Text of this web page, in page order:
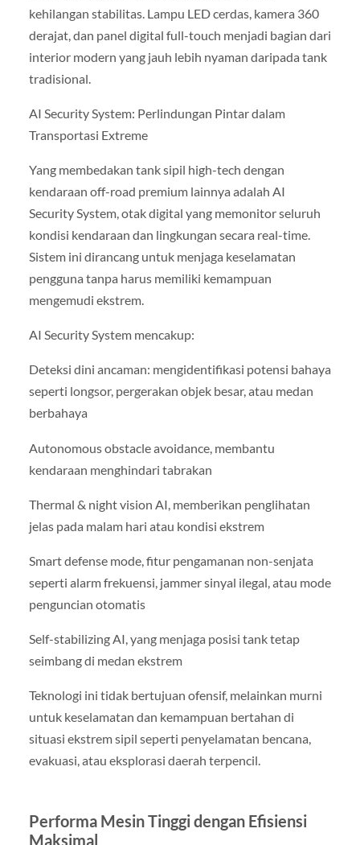
kehilangan stabilitas. Lampu LED cerdas, kamera 360
derajat, dan panel digital full-touch menjadi bagian dari
interior modern yang jauh lebih nyaman daripada tank
tradisional.
AI Security System: Perlindungan Pintar dalam
Transportasi Extreme
Yang membedakan tank sipil high-tech dengan
kendaraan off-road premium lainnya adalah AI
Security System, otak digital yang memonitor seluruh
kondisi kendaraan dan lingkungan secara real-time.
Sistem ini dirancang untuk menjaga keselamatan
pengguna tanpa harus memiliki kemampuan
mengemudi ekstrem.
AI Security System mencakup:
Deteksi dini ancaman: mengidentifikasi potensi bahaya
seperti longsor, pergerakan objek besar, atau medan
berbahaya
Autonomous obstacle avoidance, membantu
kendaraan menghindari tabrakan
Thermal & night vision AI, memberikan penglihatan
jelas pada malam hari atau kondisi ekstrem
Smart defense mode, fitur pengamanan non-senjata
seperti alarm frekuensi, jammer sinyal ilegal, atau mode
penguncian otomatis
Self-stabilizing AI, yang menjaga posisi tank tetap
seimbang di medan ekstrem
Teknologi ini tidak bertujuan ofensif, melainkan murni
untuk keselamatan dan kemampuan bertahan di
situasi ekstrem sipil seperti penyelamatan bencana,
evakuasi, atau eksplorasi daerah terpencil.
Performa Mesin Tinggi dengan Efisiensi
Maksimal